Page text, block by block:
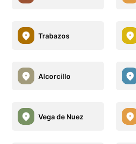
Trabazos
Alcorcillo
Vega de Nuez